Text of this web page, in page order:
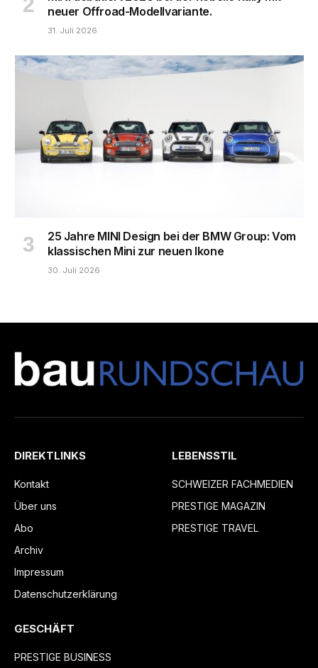
neuer Offroad-Modellvariante.
31. Juli 2026
25 Jahre MINI Design bei der BMW Group: Vom
klassischen Mini zur neuen Ikone
30. Juli 2026
DIREKTLINKS
Kontakt
Über uns
Abo
Archiv
Impressum
Datenschutzerklärung
LEBENSSTIL
SCHWEIZER FACHMEDIEN
PRESTIGE MAGAZIN
PRESTIGE TRAVEL
GESCHÄFT
PRESTIGE BUSINESS